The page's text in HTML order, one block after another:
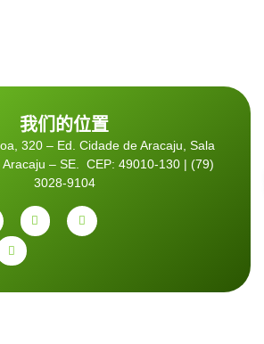
我们的位置
320 – Ed. Cidade de Aracaju, Sala
– SE. CEP: 49010-130 | (79)
3028-9104